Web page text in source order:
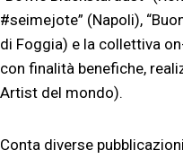
#seimejote” (Napoli),
di Foggia) e la collettiva
con finalità benefiche,
Artist del mondo).
Conta diverse